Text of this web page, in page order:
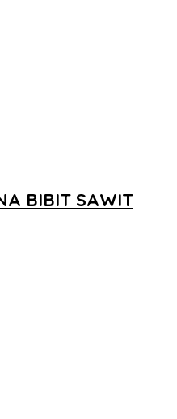
BIBIT SAWIT